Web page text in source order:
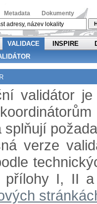
Metadata Dokumenty
VALIDACE INSPIRE
validátor
splňují
verze
I, II a